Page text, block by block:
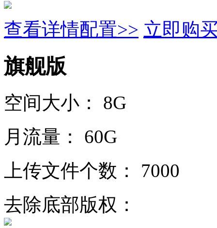
查看详情配置>> 立即购
旗舰版
空间大小：
8G
月流量：
60G
上传文件个数：
7000
去除底部版权：